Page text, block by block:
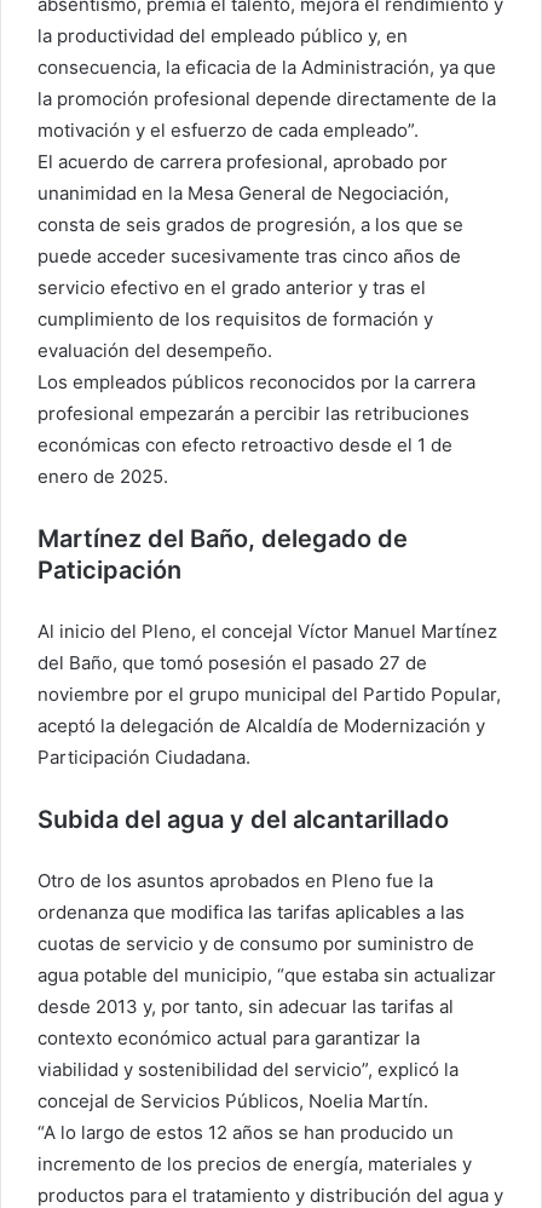
la productividad del empleado público y, en
consecuencia, la eficacia de la Administración, ya que
la promoción profesional depende directamente de la
motivación y el esfuerzo de cada empleado”.
El acuerdo de carrera profesional, aprobado por
unanimidad en la Mesa General de Negociación,
consta de seis grados de progresión, a los que se
puede acceder sucesivamente tras cinco años de
servicio efectivo en el grado anterior y tras el
cumplimiento de los requisitos de formación y
evaluación del desempeño.
Los empleados públicos reconocidos por la carrera
profesional empezarán a percibir las retribuciones
económicas con efecto retroactivo desde el 1 de
enero de 2025.
Martínez del Baño, delegado de
Paticipación
Al inicio del Pleno, el concejal Víctor Manuel Martínez
del Baño, que tomó posesión el pasado 27 de
noviembre por el grupo municipal del Partido Popular,
aceptó la delegación de Alcaldía de Modernización y
Participación Ciudadana.
Subida del agua y del alcantarillado
Otro de los asuntos aprobados en Pleno fue la
ordenanza que modifica las tarifas aplicables a las
cuotas de servicio y de consumo por suministro de
agua potable del municipio, “que estaba sin actualizar
desde 2013 y, por tanto, sin adecuar las tarifas al
contexto económico actual para garantizar la
viabilidad y sostenibilidad del servicio”, explicó la
concejal de Servicios Públicos, Noelia Martín.
“A lo largo de estos 12 años se han producido un
incremento de los precios de energía, materiales y
productos para el tratamiento y distribución del agua y